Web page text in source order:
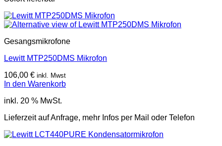
Gesangsmikrofone
Lewitt MTP250DMS Mikrofon
106,00 € inkl. Mwst
In den Warenkorb
inkl. 20 % MwSt.
Lieferzeit auf Anfrage, mehr Infos per Mail oder Telefon